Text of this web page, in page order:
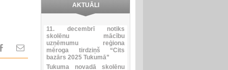
AKTUĀLI
11. decembrī notiks
skolēnu mācību
uzņēmumu reģiona
mēroga tirdziņš “Cits
bazārs 2025 Tukumā”
Tukuma novadā skolēnu